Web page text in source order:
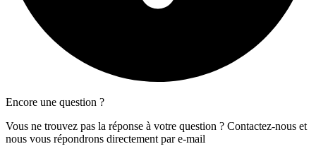
Encore une question ?
Vous ne trouvez pas la réponse à votre question ? Contactez-nous et
nous vous répondrons directement par e-mail